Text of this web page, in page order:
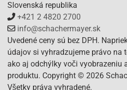
Slovenská republika
+421 2 4820 2700
info@schachermayer.sk
Uvedené ceny sú bez DPH.
údajov si vyhradzujeme právo na
ako aj odchýlky voči vyobrazeniu
produktu. Copyright © 2026
Všetky práva vyhradené.